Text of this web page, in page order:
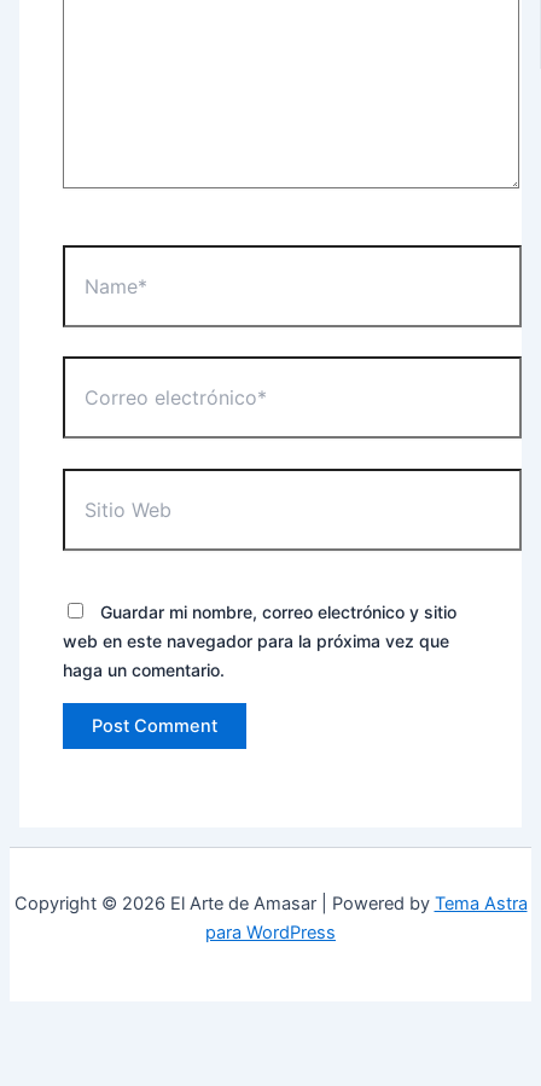
electrónico*
Web
Guardar mi nombre, correo electrónico y sitio
web en este navegador para la próxima vez que
haga un comentario.
Copyright © 2026 El Arte de Amasar | Powered by Tema Astra
para WordPress